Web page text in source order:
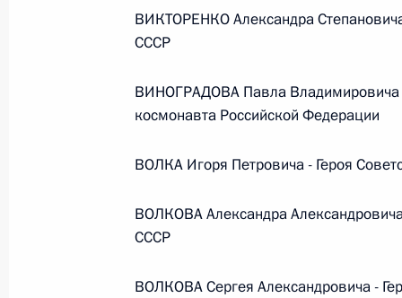
Федеральный закон от
26 июля 2026 года
О внесении изменений в статью 13–2
и признании утратившим силу пункта 1
26 июля 2026 года
ВИКТОРЕНКО Александра
СССР
ВИНОГРАДОВА Павла Владимировича
космонавта Российской Федерации
ВОЛКА Игоря Петровича - Героя
ВОЛКОВА Александра
СССР
ВОЛКОВА Сергея Александровича -